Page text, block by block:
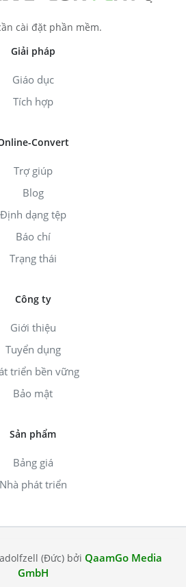
cài đặt phần mềm.
Giải pháp
Giáo dục
Tích hợp
Convert
Trợ giúp
Blog
Định dạng tệp
Báo chí
Trạng thái
Công ty
Giới thiệu
Tuyển dụng
triển bền vững
Bảo mật
Sản phẩm
Bảng giá
Nhà phát triển
(Đức) bởi QaamGo Media
GmbH